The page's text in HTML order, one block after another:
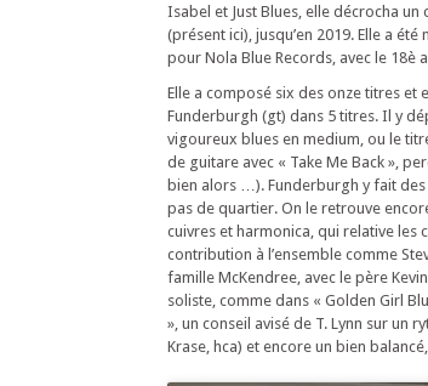
Isabel et Just Blues, elle décrocha un
(présent ici), jusqu’en 2019. Elle a
pour Nola Blue Records, avec le
Elle a composé six des onze titres et
Funderburgh (gt) dans 5 titres. Il y
vigoureux blues en medium, ou le
de guitare avec « Take Me Back »,
bien alors …). Funderburgh y fait
pas de quartier. On le retrouve
cuivres et harmonica, qui relative les
contribution à l’ensemble comme
famille McKendree, avec le père
soliste, comme dans « Golden Girl
», un conseil avisé de T. Lynn sur un
Krase, hca) et encore un bien